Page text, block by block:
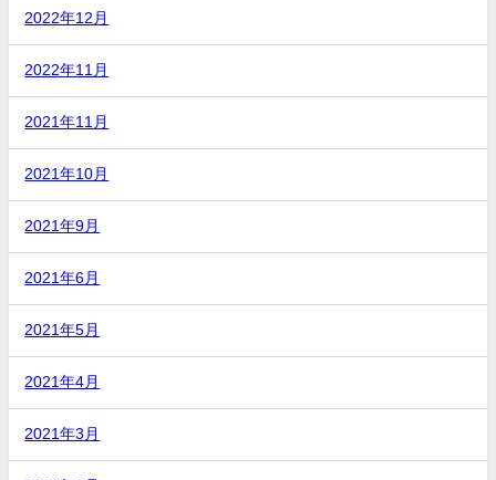
2022年12月
2022年11月
2021年11月
2021年10月
2021年9月
2021年6月
2021年5月
2021年4月
2021年3月